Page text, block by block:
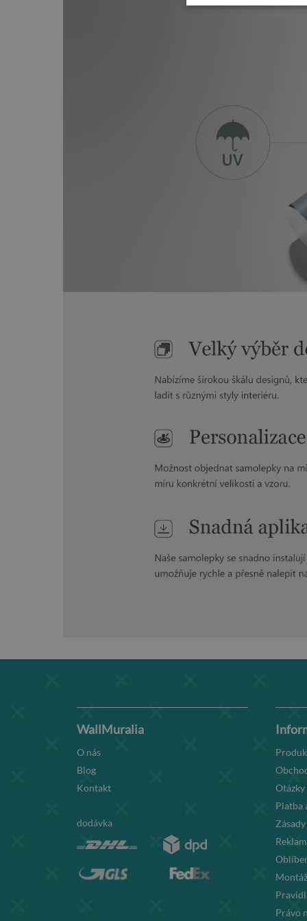
WallMuralia
O nás
Blog
Kontakt
dodávka
Platba
Právo